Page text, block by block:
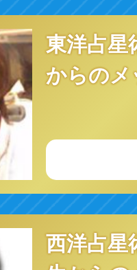
東洋占星
からのメ
西洋占星